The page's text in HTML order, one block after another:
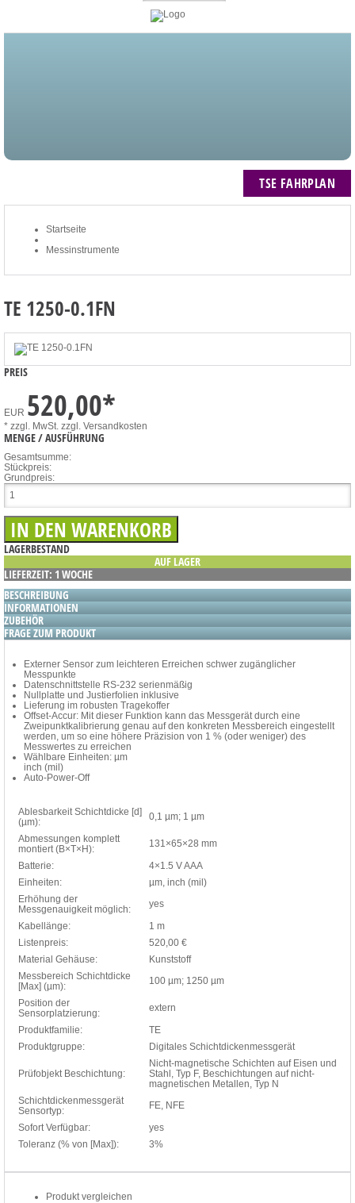
TSE FAHRPLAN
Startseite
Messinstrumente
TE 1250-0.1FN
PREIS
EUR 520,00*
* zzgl. MwSt. zzgl. Versandkosten
MENGE / AUSFÜHRUNG
Gesamtsumme:
Stückpreis:
Grundpreis:
LAGERBESTAND
AUF LAGER
LIEFERZEIT: 1 WOCHE
BESCHREIBUNG
INFORMATIONEN
ZUBEHÖR
FRAGE ZUM PRODUKT
Externer Sensor zum leichteren Erreichen schwer zugänglicher
Messpunkte
Datenschnittstelle RS-232 serienmäßig
Nullplatte und Justierfolien inklusive
Lieferung im robusten Tragekoffer
Offset-Accur: Mit dieser Funktion kann das Messgerät durch eine
Zweipunktkalibrierung genau auf den konkreten Messbereich eingestellt
werden, um so eine höhere Präzision von 1 % (oder weniger) des
Messwertes zu erreichen
Wählbare Einheiten: µm
inch (mil)
Auto-Power-Off
Ablesbarkeit Schichtdicke [d]
(µm):
0,1 µm; 1 µm
Abmessungen komplett
montiert (B×T×H):
131×65×28 mm
Batterie:
4×1.5 V AAA
Einheiten:
µm, inch (mil)
Erhöhung der
Messgenauigkeit möglich:
yes
Kabellänge:
1 m
Listenpreis:
520,00 €
Material Gehäuse:
Kunststoff
Messbereich Schichtdicke
[Max] (µm):
100 µm; 1250 µm
Position der
Sensorplatzierung:
extern
Produktfamilie:
TE
Produktgruppe:
Digitales Schichtdickenmessgerät
Prüfobjekt Beschichtung:
Nicht-magnetische Schichten auf Eisen und
Stahl, Typ F, Beschichtungen auf nicht-
magnetischen Metallen, Typ N
Schichtdickenmessgerät
Sensortyp:
FE, NFE
Sofort Verfügbar:
yes
Toleranz (% von [Max]):
3%
Produkt vergleichen